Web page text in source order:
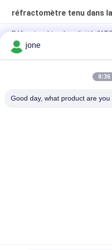
réfractomètre tenu dans
Réfractomètre de salinité
de la CE
cadeau 100ppt emballant 2
jone
8:36
Good day, what product are